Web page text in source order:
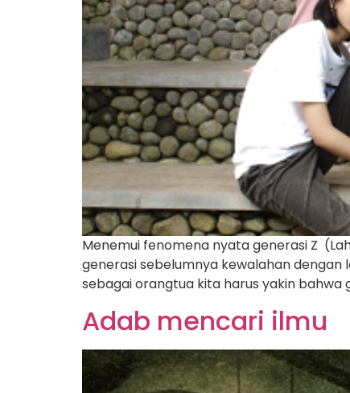
Menemui fenomena nyata generasi Z
generasi sebelumnya kewalahan
sebagai orangtua kita harus yakin
Adab mencari ilmu